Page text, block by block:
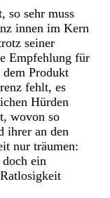
so sehr muss
innen im Kern
seiner
Empfehlung für
Produkt
fehlt, es
Hürden
wovon so
ihrer an den
nur träumen:
ein